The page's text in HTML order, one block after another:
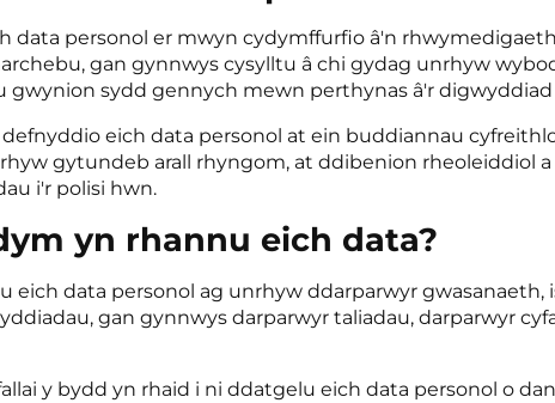
data personol er mwyn cydymffurfio â'n
gan gynnwys cysylltu â chi gydag unrhyw
gwynion sydd gennych mewn perthynas â'r
eich data personol at ein buddiannau
gytundeb arall rhyngom, at ddibenion rheoleiddiol
i'r polisi hwn.
yn rhannu eich data?
eich data personol ag unrhyw ddarparwyr
gan gynnwys darparwyr taliadau, darparwyr
y bydd yn rhaid i ni ddatgelu eich data personol o